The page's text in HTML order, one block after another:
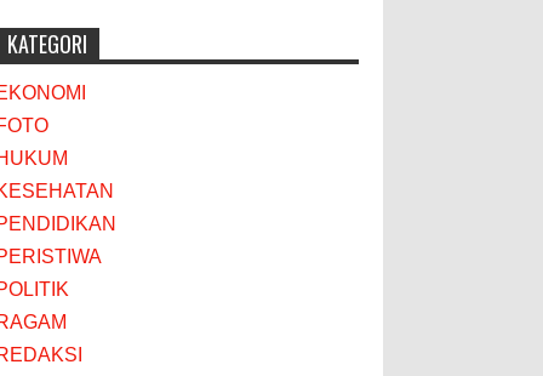
KATEGORI